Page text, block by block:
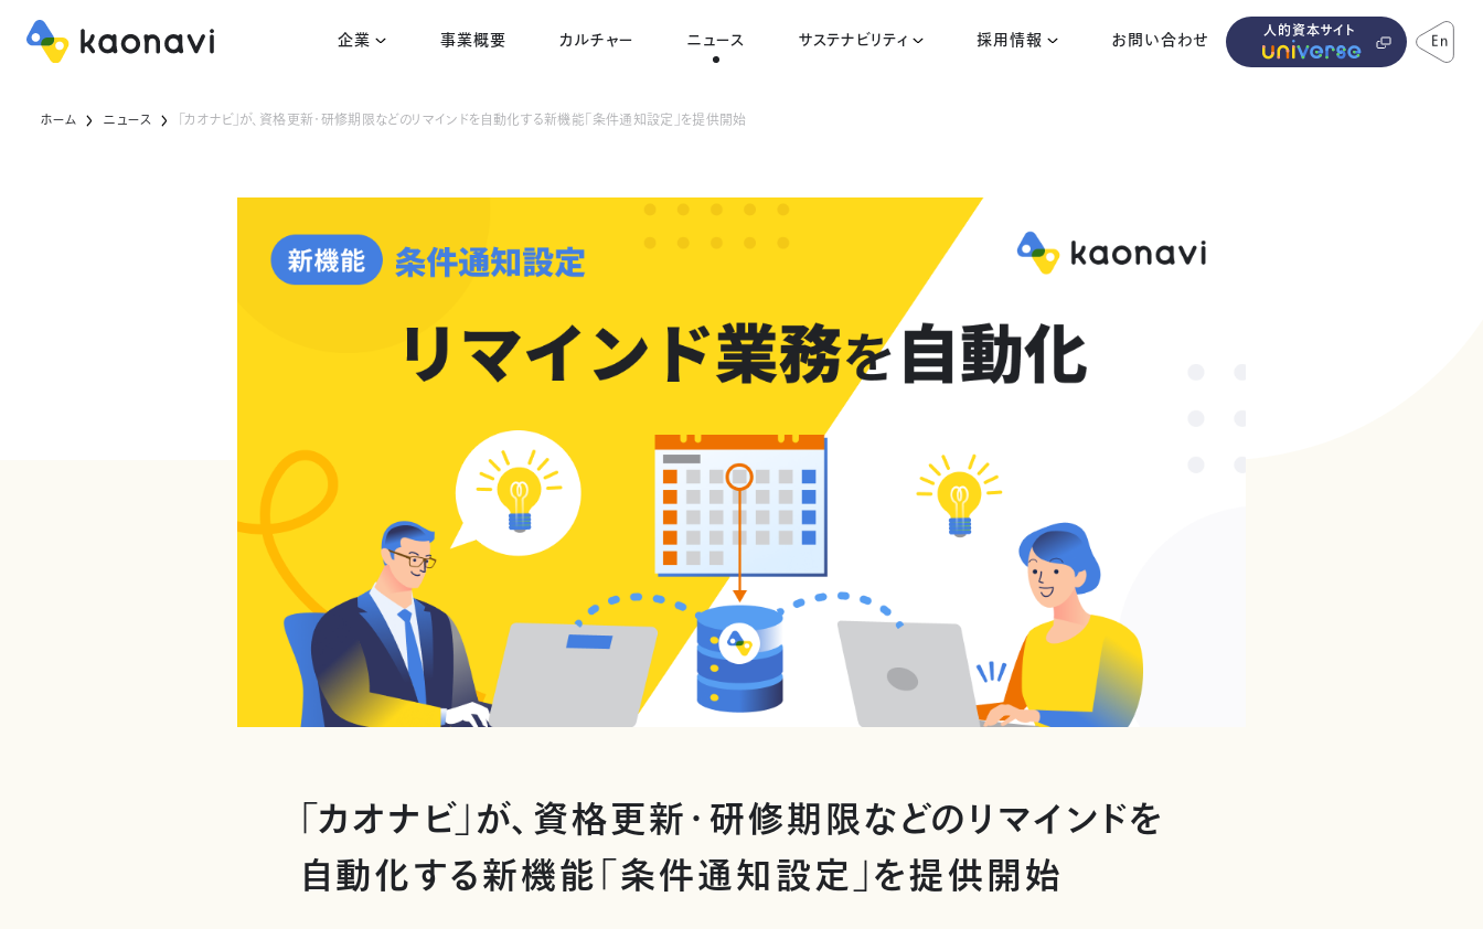
企業 事業概要 カルチャー ニュース サステナビリティ 採用情報 お問い合わせ 人的資本サイト En
ホーム ニュース 「カオナビ」が、資格更新・研修期限などのリマインドを自動化する新機能「条件通知設定」を提供開始
「カオナビ」が、資格更新・研修期限などのリマインドを
自動化する新機能「条件通知設定」を提供開始